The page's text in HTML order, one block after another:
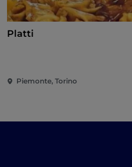
Platti
Piemonte, Torino